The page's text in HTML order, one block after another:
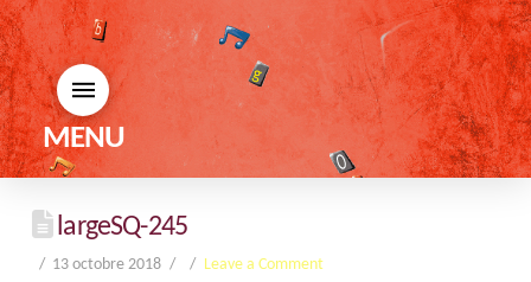
MENU
largeSQ-245
13 octobre 2018 Leave a Comment